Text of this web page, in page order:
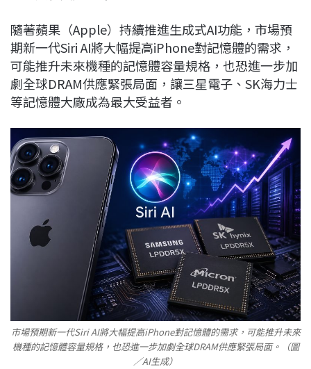
b
o
o
k
a
d
s
e
d
I
n
L
i
n
k
隨著蘋果（Apple）持續推進生成式AI功能，市場預
期新一代Siri AI將大幅提高iPhone對記憶體的需求，
可能推升未來機種的記憶體容量規格，也恐進一步加
劇全球DRAM供應緊張局面，讓三星電子、SK海力士
等記憶體大廠成為最大受益者。
市場預期新一代Siri AI將大幅提高iPhone對記憶體的需求，可能推升未來
機種的記憶體容量規格，也恐進一步加劇全球DRAM供應緊張局面。（圖
／AI生成）